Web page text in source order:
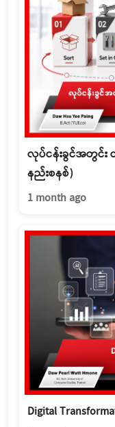
လုပ်ငန်းခွင်အတွင်း
နည်းစနစ်)
1 month ago
Digital